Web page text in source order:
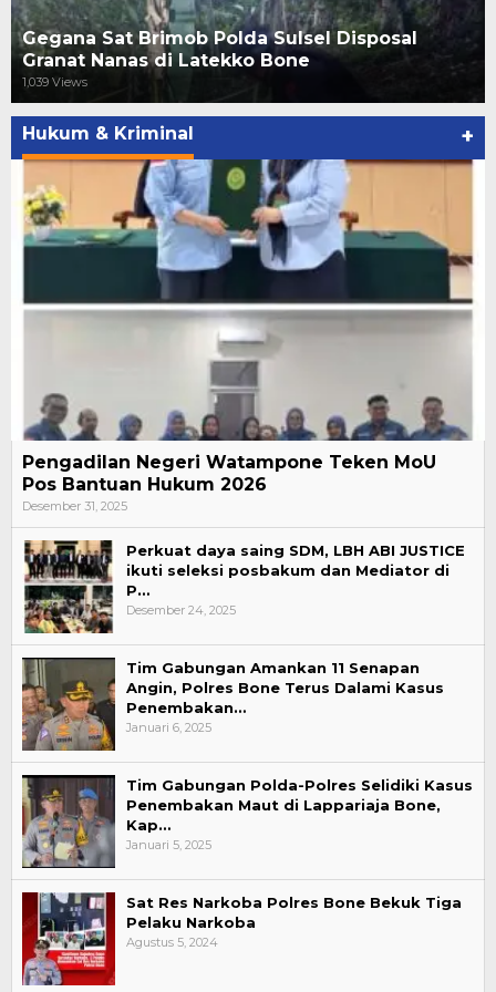
Gegana Sat Brimob Polda Sulsel Disposal
Granat Nanas di Latekko Bone
1,039 Views
Hukum & Kriminal +
Pengadilan Negeri Watampone Teken MoU
Pos Bantuan Hukum 2026
Desember 31, 2025
Perkuat daya saing SDM, LBH ABI JUSTICE
ikuti seleksi posbakum dan Mediator di
P…
Desember 24, 2025
Tim Gabungan Amankan 11 Senapan
Angin, Polres Bone Terus Dalami Kasus
Penembakan…
Januari 6, 2025
Tim Gabungan Polda-Polres Selidiki Kasus
Penembakan Maut di Lappariaja Bone,
Kap…
Januari 5, 2025
Sat Res Narkoba Polres Bone Bekuk Tiga
Pelaku Narkoba
Agustus 5, 2024